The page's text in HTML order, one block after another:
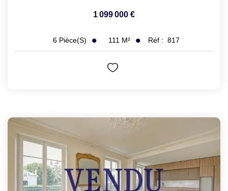
1 099 000 €
6 Pièce(s) 111 M² Réf : 817